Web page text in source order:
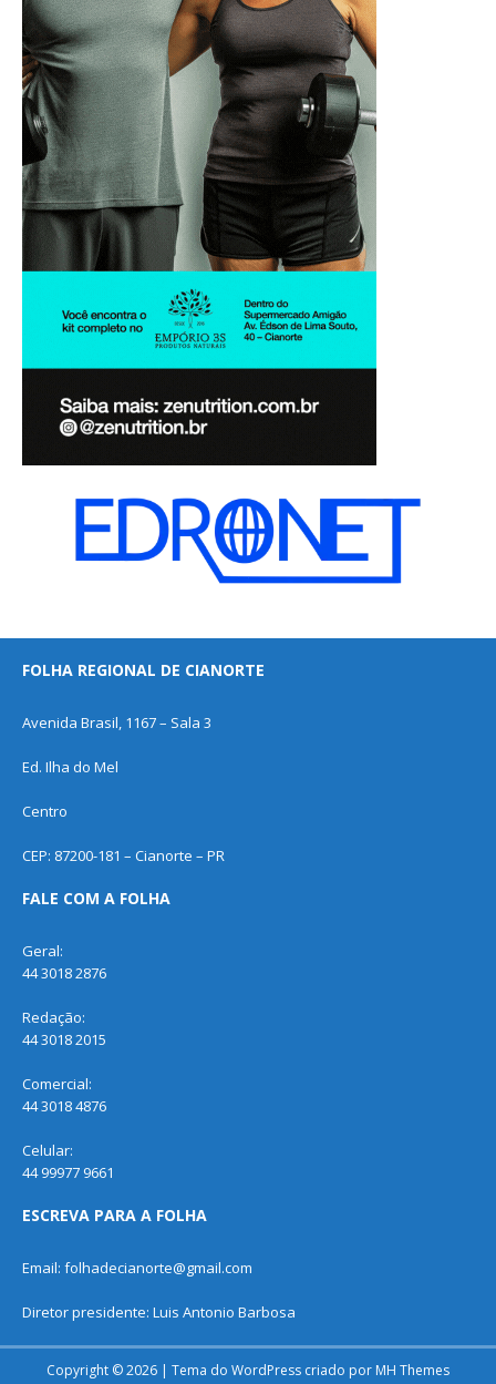
FOLHA REGIONAL DE CIANORTE
Avenida Brasil, 1167 – Sala 3
Ed. Ilha do Mel
Centro
CEP: 87200-181 – Cianorte – PR
FALE COM A FOLHA
Geral:
44 3018 2876
Redação:
44 3018 2015
Comercial:
44 3018 4876
Celular:
44 99977 9661
ESCREVA PARA A FOLHA
Email: folhadecianorte@gmail.com
Diretor presidente: Luis Antonio Barbosa
Copyright © 2026 | Tema do WordPress criado por MH Themes